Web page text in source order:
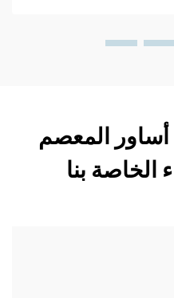
أساور المعصم
الخاصة بنا